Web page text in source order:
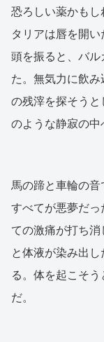
恐ろしい薬かもし
タリアは唇を開
頭を振ると、バル
た。無気力に飲
の残滓を探そう
のような静寂の中
馬の蹄と車輪の音
すべてが悪夢だ
ての激痛が打ち
と体液が染み出
る。体を起こそ
だ。